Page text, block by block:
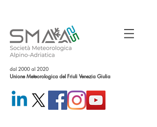
dal 2000 al 2020
Unione Meteorologica del Friuli Venezia Giulia